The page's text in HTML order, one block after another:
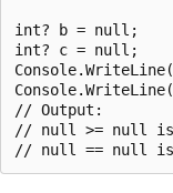
int? b = null;
int? c = null;
// Output:
// null >= null is